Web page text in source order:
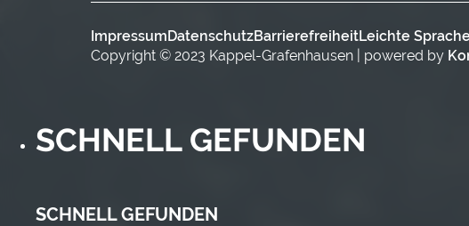
ImpressumDatenschutzBarrierefreiheitLeichte
Copyright © 2023 Kappel-Grafenhausen | powered by
SCHNELL GEFUNDEN
SCHNELL GEFUNDEN